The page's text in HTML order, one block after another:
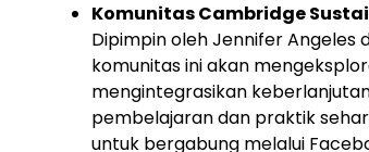
Komunitas Cambridge
Dipimpin olehJennifer Angeles
komunitas ini akan
mengintegrasikan
pembelajaran dan praktik
untuk bergabung melalui